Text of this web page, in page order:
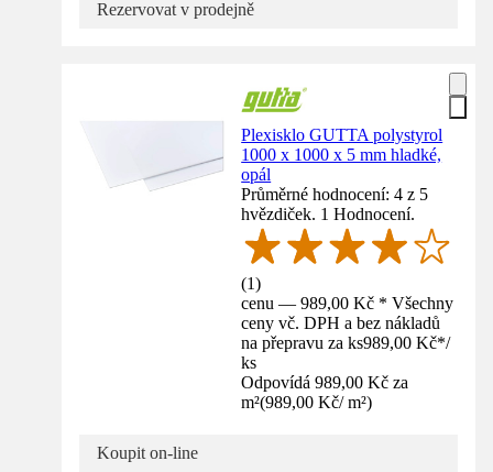
Rezervovat v prodejně
Plexisklo GUTTA polystyrol
1000 x 1000 x 5 mm hladké,
opál
Průměrné hodnocení: 4 z 5
hvězdiček. 1 Hodnocení.
(1)
cenu — 989,00 Kč * Všechny
ceny vč. DPH a bez nákladů
na přepravu za ks989,00 Kč*/
ks
Odpovídá 989,00 Kč za
m²(989,00 Kč/ m²)
Koupit on-line